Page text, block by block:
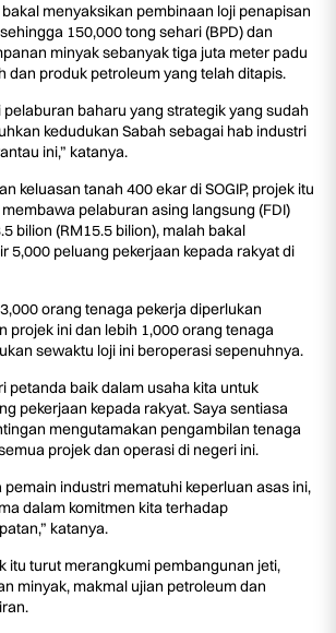
menyaksikan pembinaan loji penapisan
150,000 tong sehari (BPD) dan
minyak sebanyak tiga juta meter padu
dan produk petroleum yang telah ditapis.
pelaburan baharu yang strategik yang sudah
kedudukan Sabah sebagai hab industri
ini,” katanya.
keluasan tanah 400 ekar di SOGIP, projek itu
pelaburan asing langsung (FDI)
bilion (RM15.5 bilion), malah bakal
5,000 peluang pekerjaan kepada rakyat di
orang tenaga pekerja diperlukan
projek ini dan lebih 1,000 orang tenaga
sewaktu loji ini beroperasi sepenuhnya.
petanda baik dalam usaha kita untuk
pekerjaan kepada rakyat. Saya sentiasa
mengutamakan pengambilan tenaga
projek dan operasi di negeri ini.
pemain industri mematuhi keperluan asas ini,
dalam komitmen kita terhadap
katanya.
itu turut merangkumi pembangunan jeti,
minyak, makmal ujian petroleum dan